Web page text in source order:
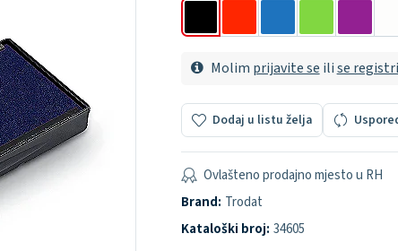
Molim prijavite se ilise
Dodaj u listu želja
Ovlašteno prodajno mjesto u RH
Brand: Trodat
Kataloški broj: 34605